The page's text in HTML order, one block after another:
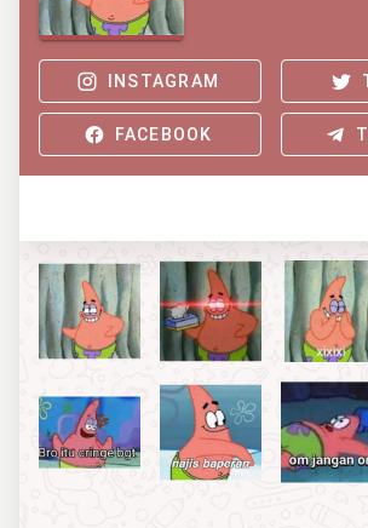
INSTAGRAM
FACEBOOK